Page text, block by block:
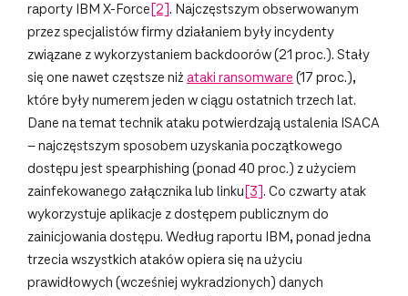
raporty IBM X-Force [2] . Najczęstszym obserwowanym
przez specjalistów firmy działaniem były incydenty
związane z wykorzystaniem backdoorów (21 proc.). Stały
się one nawet częstsze niż ataki ransomware (17 proc.),
które były numerem jeden w ciągu ostatnich trzech lat.
Dane na temat technik ataku potwierdzają ustalenia ISACA
– najczęstszym sposobem uzyskania początkowego
dostępu jest spearphishing (ponad 40 proc.) z użyciem
zainfekowanego załącznika lub linku [3] . Co czwarty atak
wykorzystuje aplikacje z dostępem publicznym do
zainicjowania dostępu. Według raportu IBM, ponad jedna
trzecia wszystkich ataków opiera się na użyciu
prawidłowych (wcześniej wykradzionych) danych